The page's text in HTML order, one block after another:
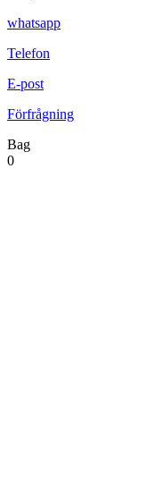
whatsapp
Telefon
E-post
Förfrågning
Bag
0